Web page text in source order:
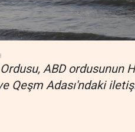
ABD ordusunun
Qeşm Adası'ndaki